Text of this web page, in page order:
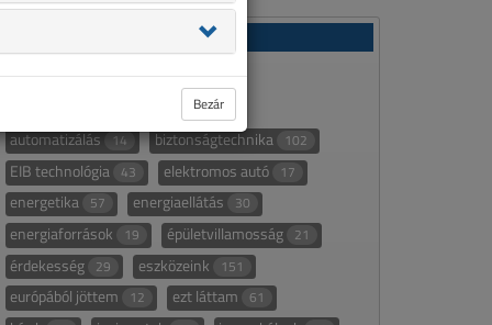
áttekintő táblázat 232
107
automatizálás 14 biztonságtechnika 102
EIB technológia 43 elektromos autó 17
energetika 57 energiaellátás 30
energiaforrások 19 épületvillamosság 21
érdekesség 29 eszközeink 151
európából jöttem 12 ezt láttam 61
Bezár